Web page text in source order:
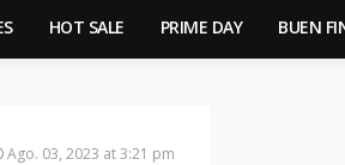
HOT SALE PRIME DAY BUEN
Ago. 03, 2023 at 3:21 pm